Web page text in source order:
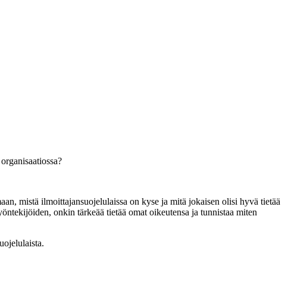
mistä ilmoittajansuojelulaissa on kyse ja mitä jokaisen olisi hyvä tietää
onkin tärkeää tietää omat oikeutensa ja tunnistaa miten